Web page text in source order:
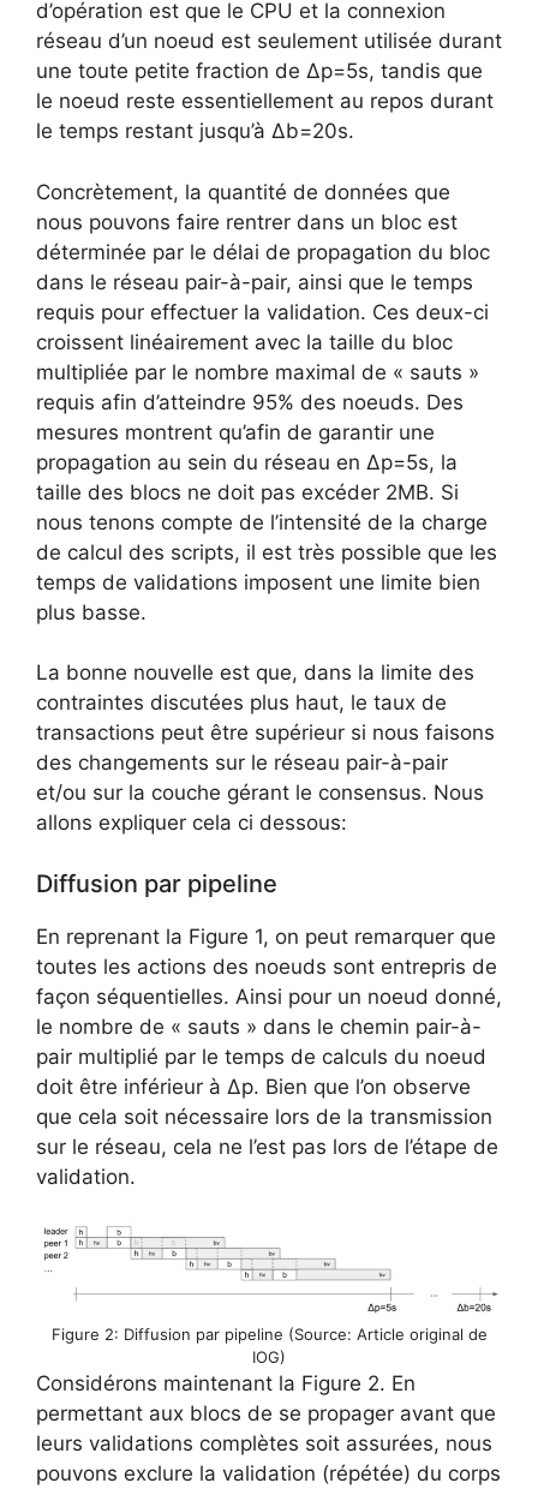
d’opération est que le CPU et la connexion
réseau d’un noeud est seulement utilisée durant
une toute petite fraction de Δp=5s, tandis que
le noeud reste essentiellement au repos durant
le temps restant jusqu’à Δb=20s.
Concrètement, la quantité de données que
nous pouvons faire rentrer dans un bloc est
déterminée par le délai de propagation du bloc
dans le réseau pair-à-pair, ainsi que le temps
requis pour effectuer la validation. Ces deux-ci
croissent linéairement avec la taille du bloc
multipliée par le nombre maximal de « sauts »
requis afin d’atteindre 95% des noeuds. Des
mesures montrent qu’afin de garantir une
propagation au sein du réseau en Δp=5s, la
taille des blocs ne doit pas excéder 2MB. Si
nous tenons compte de l’intensité de la charge
de calcul des scripts, il est très possible que les
temps de validations imposent une limite bien
plus basse.
La bonne nouvelle est que, dans la limite des
contraintes discutées plus haut, le taux de
transactions peut être supérieur si nous faisons
des changements sur le réseau pair-à-pair
et/ou sur la couche gérant le consensus. Nous
allons expliquer cela ci dessous:
Diffusion par pipeline
En reprenant la Figure 1, on peut remarquer que
toutes les actions des noeuds sont entrepris de
façon séquentielles. Ainsi pour un noeud donné,
le nombre de « sauts » dans le chemin pair-à-
pair multiplié par le temps de calculs du noeud
doit être inférieur à Δp. Bien que l’on observe
que cela soit nécessaire lors de la transmission
sur le réseau, cela ne l’est pas lors de l’étape de
validation.
Figure 2: Diffusion par pipeline (Source: Article original de
IOG)
Considérons maintenant la Figure 2. En
permettant aux blocs de se propager avant que
leurs validations complètes soit assurées, nous
pouvons exclure la validation (répétée) du corps